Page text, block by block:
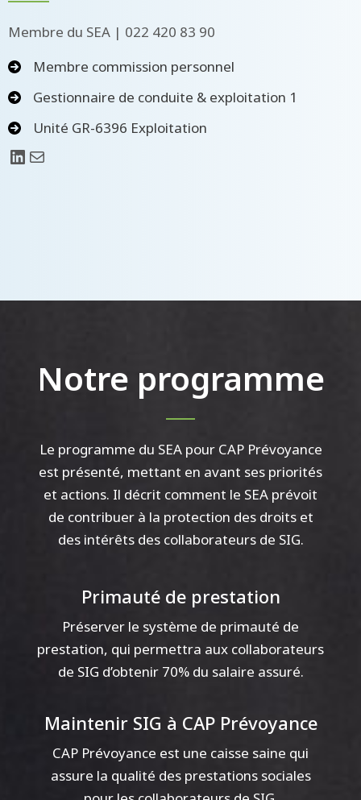
Membre du SEA | 022 420 83 90
Membre commission personnel
Gestionnaire de conduite & exploitation 1
Unité GR-6396 Exploitation
LinkedIn E-mail
Notre programme
Le programme du SEA pour CAP Prévoyance
est présenté, mettant en avant ses priorités
et actions. Il décrit comment le SEA prévoit
de contribuer à la protection des droits et
des intérêts des collaborateurs de SIG.
Primauté de prestation
Préserver le système de primauté de
prestation, qui permettra aux collaborateurs
de SIG d’obtenir 70% du salaire assuré.
Maintenir SIG à CAP Prévoyance
CAP Prévoyance est une caisse saine qui
assure la qualité des prestations sociales